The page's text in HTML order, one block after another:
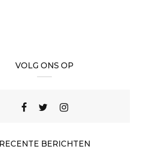
VOLG ONS OP
RECENTE BERICHTEN